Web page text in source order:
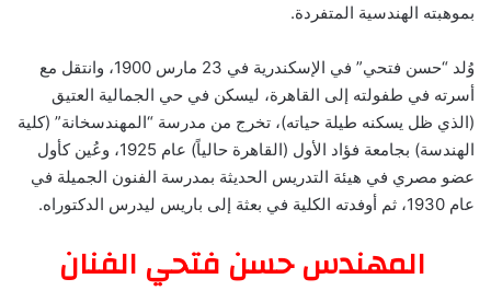
بموهبته الهندسية المتفردة.
وُلد “حسن فتحي” في الإسكندرية في 23 مارس 1900، وانتقل مع
أسرته في طفولته إلى القاهرة، ليسكن في حي الجمالية العتيق
(الذي ظل يسكنه طيلة حياته)، تخرج من مدرسة “المهندسخانة” (كلية
الهندسة) بجامعة فؤاد الأول (القاهرة حالياً) عام 1925، وعُين كأول
عضو مصري في هيئة التدريس الحديثة بمدرسة الفنون الجميلة في
عام 1930، ثم أوفدته الكلية في بعثة إلى باريس ليدرس الدكتوراه.
المهندس حسن فتحي الفنان